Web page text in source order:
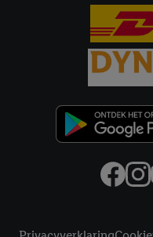
voor alle bovengenoemde
inclusief over de
jouw toestemming op elk
privacyverklaring.
voor